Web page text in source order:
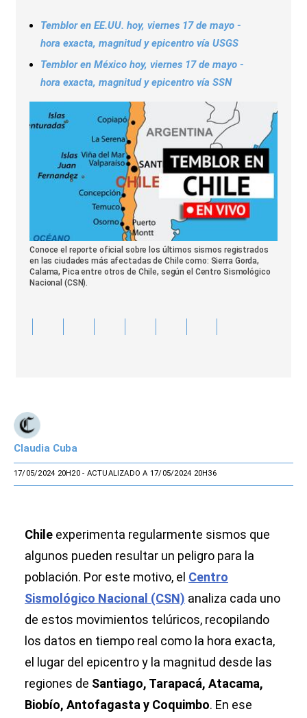
Temblor en EE.UU. hoy, viernes 17 de mayo -
hora exacta, magnitud y epicentro vía USGS
Temblor en México hoy, viernes 17 de mayo -
hora exacta, magnitud y epicentro vía SSN
Conoce el reporte oficial sobre los últimos sismos registrados
en las ciudades más afectadas de Chile como: Sierra Gorda,
Calama, Pica entre otros de Chile, según el Centro Sismológico
Nacional (CSN).
Claudia Cuba
17/05/2024 20H20- ACTUALIZADO A 17/05/2024 20H36
Chile experimenta regularmente sismos que
algunos pueden resultar un peligro para la
población. Por este motivo, el Centro
Sismológico Nacional (CSN) analiza cada uno
de estos movimientos telúricos, recopilando
los datos en tiempo real como la hora exacta,
el lugar del epicentro y la magnitud desde las
regiones de Santiago, Tarapacá, Atacama,
Biobío, Antofagasta y Coquimbo. En ese